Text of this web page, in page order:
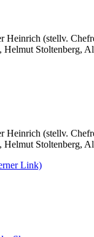
Heinrich (stellv.
Stoltenberg,
Heinrich (stellv.
Stoltenberg,
Link)